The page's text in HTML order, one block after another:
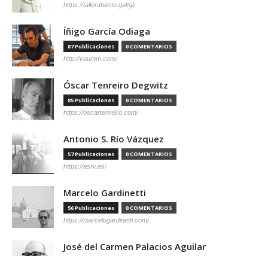
https://tallerabierto.gal/gl/
Íñigo García Odiaga
87 Publicaciones 0 COMENTARIOS
http://vaumm.com/
Óscar Tenreiro Degwitz
85 Publicaciones 0 COMENTARIOS
https://oscartenreiro.com/
Antonio S. Río Vázquez
57 Publicaciones 0 COMENTARIOS
https://asrv.es/
Marcelo Gardinetti
56 Publicaciones 0 COMENTARIOS
https://marcelogardinetti.com/
José del Carmen Palacios Aguilar